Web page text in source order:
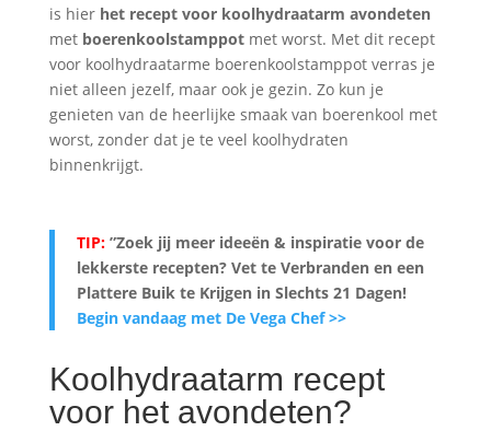
is hier het recept voor koolhydraatarm avondeten
met boerenkoolstamppotmet worst. Met dit recept
voor koolhydraatarme boerenkoolstamppot verras je
niet alleen jezelf, maar ook je gezin. Zo kun je
genieten van de heerlijke smaak van boerenkool met
worst, zonder dat je te veel koolhydraten
binnenkrijgt.
TIP:”Zoek jij meer ideeën & inspiratie voor de
lekkerste recepten? Vet te Verbranden en een
Plattere Buik te Krijgen in Slechts 21 Dagen!
Begin vandaag met De Vega Chef >>
Koolhydraatarm recept
voor het avondeten?